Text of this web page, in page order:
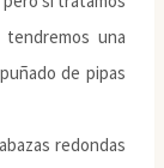
tendremos una
de pipas
redondas